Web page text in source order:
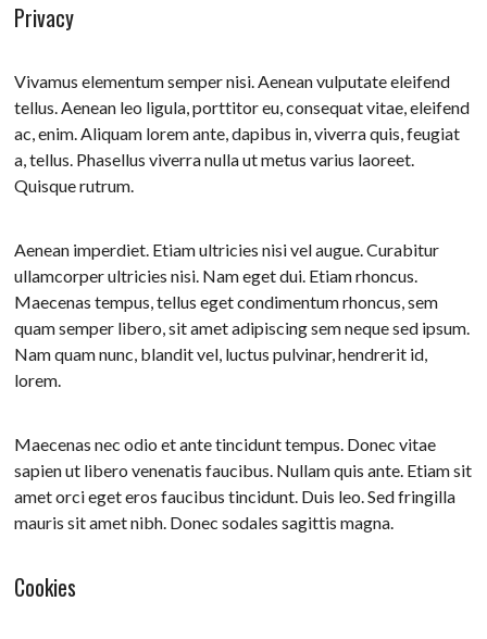
Privacy
Vivamus elementum semper nisi. Aenean vulputate eleifend
tellus. Aenean leo ligula, porttitor eu, consequat vitae, eleifend
ac, enim. Aliquam lorem ante, dapibus in, viverra quis, feugiat
a, tellus. Phasellus viverra nulla ut metus varius laoreet.
Quisque rutrum.
Aenean imperdiet. Etiam ultricies nisi vel augue. Curabitur
ullamcorper ultricies nisi. Nam eget dui. Etiam rhoncus.
Maecenas tempus, tellus eget condimentum rhoncus, sem
quam semper libero, sit amet adipiscing sem neque sed ipsum.
Nam quam nunc, blandit vel, luctus pulvinar, hendrerit id,
lorem.
Maecenas nec odio et ante tincidunt tempus. Donec vitae
sapien ut libero venenatis faucibus. Nullam quis ante. Etiam sit
amet orci eget eros faucibus tincidunt. Duis leo. Sed fringilla
mauris sit amet nibh. Donec sodales sagittis magna.
Cookies